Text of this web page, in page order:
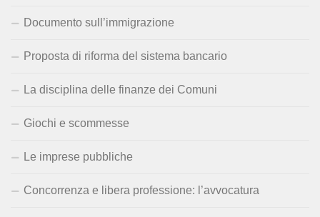
Documento sull’immigrazione
Proposta di riforma del sistema bancario
La disciplina delle finanze dei Comuni
Giochi e scommesse
Le imprese pubbliche
Concorrenza e libera professione: l’avvocatura